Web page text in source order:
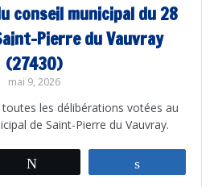
conseil municipal du 28
Pierre du Vauvray
(27430)
mai 9, 2026
les délibérations votées au
de Saint-Pierre du Vauvray.